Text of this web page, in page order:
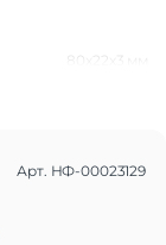
Арт. НФ-00023129